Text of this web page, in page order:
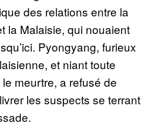
des relations entre la
la Malaisie, qui nouaient
Pyongyang, furieux
et niant toute
meurtre, a refusé de
les suspects se terrant